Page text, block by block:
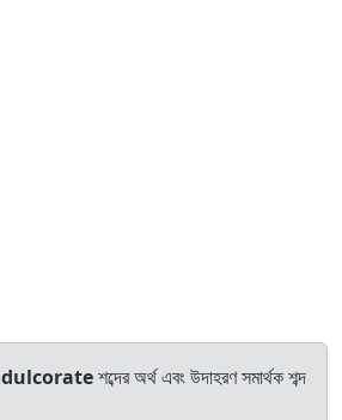
dulcorateশব্দের অর্থ এবং উদাহরণ সমার্থক শব্দ